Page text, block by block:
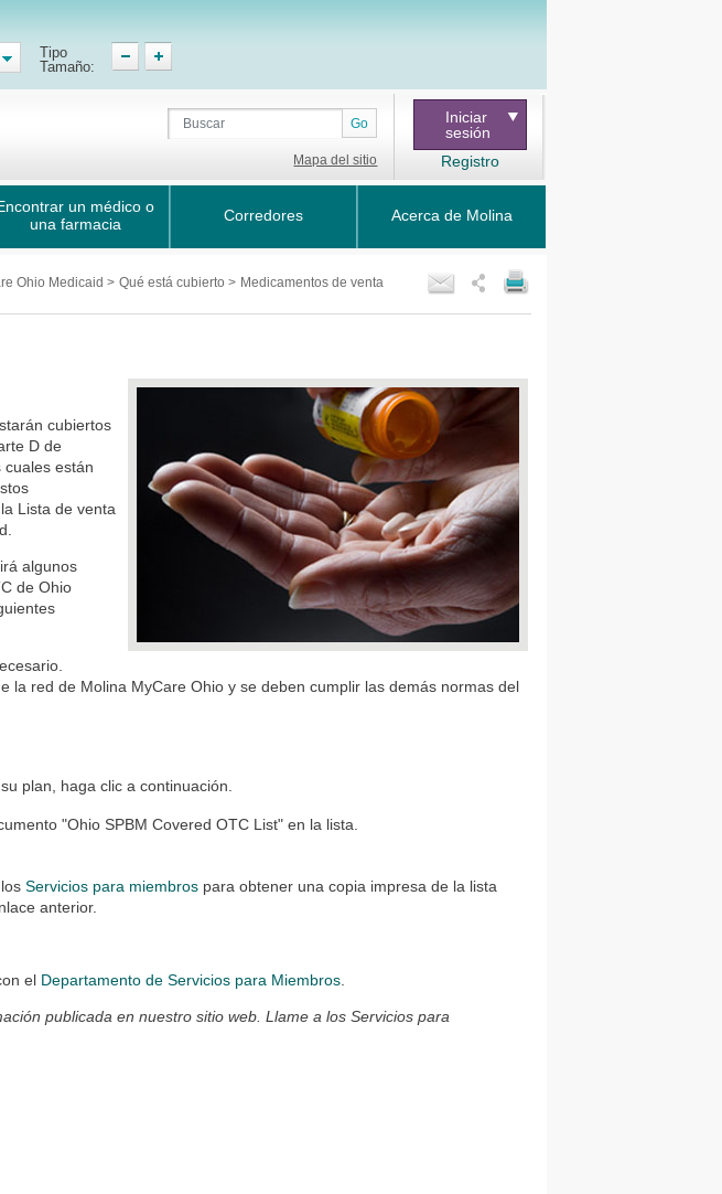
Tipo
Tamaño:
Go
Mapa del sitio
Iniciar
sesión
Registro
un médico o
una farmacia
Corredores Acerca de Molina
Ohio Medicaid > Qué está cubierto > Medicamentos de venta
cubiertos
D de
están
Lista de venta
algunos
de Ohio
la red de Molina MyCare Ohio y se deben cumplir las demás normas del
plan, haga clic a continuación.
"Ohio SPBM Covered OTC List" en la lista.
losServicios para miembros para obtener una copia impresa de la lista
anterior.
el Departamento de Servicios para Miembros
publicada en nuestro sitio web. Llame a los Servicios para